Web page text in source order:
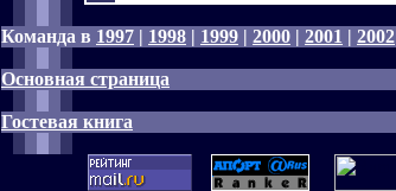
Команда в 1997 | 1998 | 1999 | 2000 | 2001 | 2002
Основная страница
Гостевая книга